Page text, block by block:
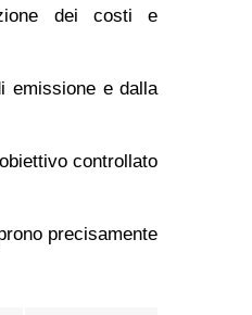
dei costi e
emissione e dalla
controllato
precisamente